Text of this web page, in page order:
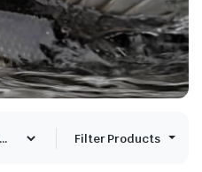
Filter Products